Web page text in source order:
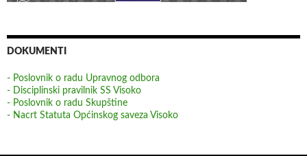
DOKUMENTI
- Poslovnik o radu Upravnog odbora
- Disciplinski pravilnik SS Visoko
- Poslovnik o radu Skupštine
- Nacrt Statuta Općinskog saveza Visoko